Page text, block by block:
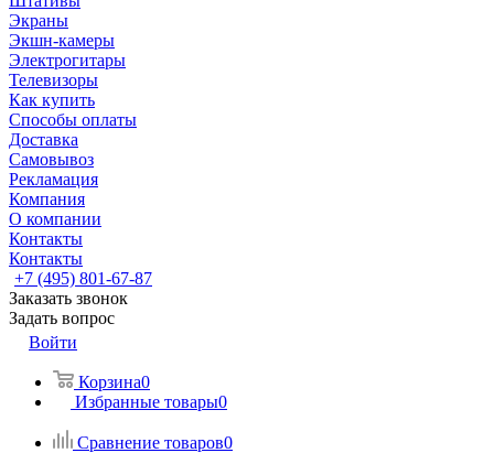
Экраны
Экшн-камеры
Электрогитары
Телевизоры
Как купить
Способы оплаты
Доставка
Самовывоз
Рекламация
Компания
О компании
Контакты
Контакты
+7 (495) 801-67-87
Заказать звонок
Задать вопрос
Войти
Корзина0
Избранные товары0
Сравнение товаров0